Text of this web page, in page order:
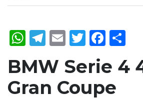
WhatsApp
Telegram
EmailTwitter
BMW Serie 4
Gran Coupe